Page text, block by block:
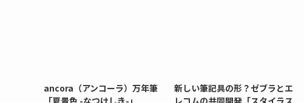
ancora（アンコーラ）万年筆
「夏景色 -なつけしき-」
新しい筆記具の形？ゼブラとエ
レコムの共同開発「スタイラス